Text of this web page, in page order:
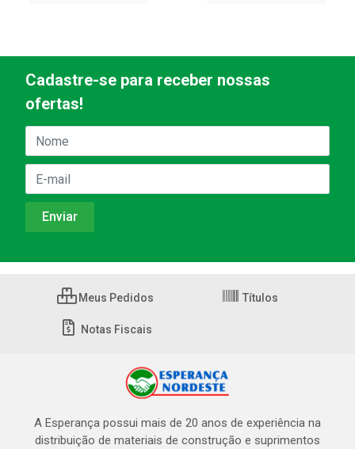
Cadastre-se para receber nossas
ofertas!
Meus Pedidos Títulos
Notas Fiscais
A Esperança possui mais de 20 anos de experiência na
distribuição de materiais de construção e suprimentos